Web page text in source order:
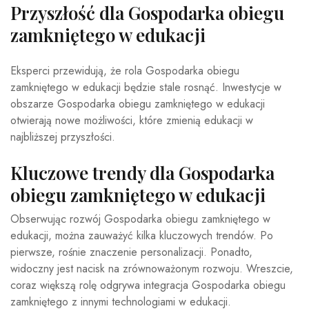
Przyszłość dla Gospodarka obiegu
zamkniętego w edukacji
Eksperci przewidują, że rola Gospodarka obiegu
zamkniętego w edukacji będzie stale rosnąć. Inwestycje w
obszarze Gospodarka obiegu zamkniętego w edukacji
otwierają nowe możliwości, które zmienią edukacji w
najbliższej przyszłości.
Kluczowe trendy dla Gospodarka
obiegu zamkniętego w edukacji
Obserwując rozwój Gospodarka obiegu zamkniętego w
edukacji, można zauważyć kilka kluczowych trendów. Po
pierwsze, rośnie znaczenie personalizacji. Ponadto,
widoczny jest nacisk na zrównoważonym rozwoju. Wreszcie,
coraz większą rolę odgrywa integracja Gospodarka obiegu
zamkniętego z innymi technologiami w edukacji.